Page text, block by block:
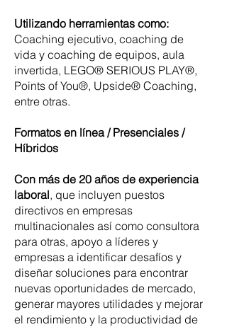
Utilizando herramientas como:
Coaching ejecutivo, coaching de
vida y coaching de equipos, aula
invertida, LEGO® SERIOUS PLAY®,
Points of You®, Upside® Coaching,
entre otras.
Formatos en línea / Presenciales /
Híbridos
Con más de 20 años de experiencia
laboral, que incluyen puestos
directivos en empresas
multinacionales así como consultora
para otras, apoyo a líderes y
empresas a identificar desafíos y
diseñar soluciones para encontrar
nuevas oportunidades de mercado,
generar mayores utilidades y mejorar
el rendimiento y la productividad de